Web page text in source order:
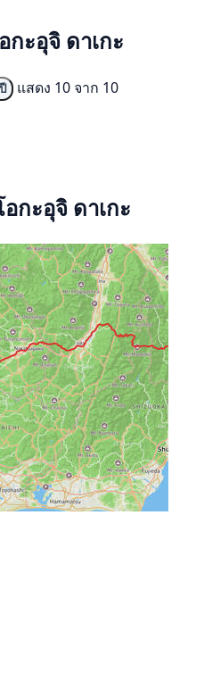
ะอุจิ ดาเกะ
แสดง 10 จาก 10
กะอุจิ ดาเกะ